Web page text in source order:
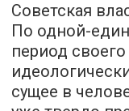
Советская
По одной-
период своего
сущее в